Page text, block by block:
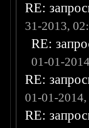
RE:
31-2013,
RE:
01-01-
RE:
01-01-
RE: